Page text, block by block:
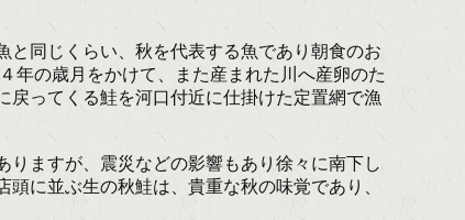
同じくらい、秋を代表する魚であり朝食のお
年の歳月をかけて、また産まれた川へ産卵のた
ってくる鮭を河口付近に仕掛けた定置網で漁
ますが、震災などの影響もあり徐々に南下し
に並ぶ生の秋鮭は、貴重な秋の味覚であり、